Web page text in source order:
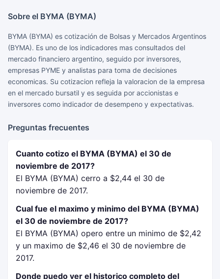
Sobre el BYMA (BYMA)
BYMA (BYMA) es cotización de Bolsas y Mercados Argentinos
(BYMA). Es uno de los indicadores mas consultados del
mercado financiero argentino, seguido por inversores,
empresas PYME y analistas para toma de decisiones
economicas. Su cotizacion refleja la valoracion de la empresa
en el mercado bursatil y es seguida por accionistas e
inversores como indicador de desempeno y expectativas.
Preguntas frecuentes
Cuanto cotizo el BYMA (BYMA) el 30 de
noviembre de 2017?
El BYMA (BYMA) cerro a $2,44 el 30 de
noviembre de 2017.
Cual fue el maximo y minimo del BYMA (BYMA)
el 30 de noviembre de 2017?
El BYMA (BYMA) opero entre un minimo de $2,42
y un maximo de $2,46 el 30 de noviembre de
2017.
Donde puedo ver el historico completo del